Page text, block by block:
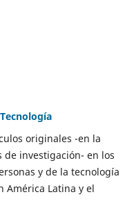
originales -en la
de investigación- en los
y de la tecnología
América Latina y el